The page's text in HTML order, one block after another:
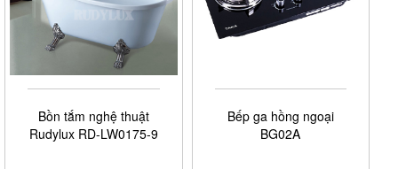
Bồn tắm nghệ thuật
Rudylux RD-LW0175-9
Bếp ga hồng ngoại
BG02A